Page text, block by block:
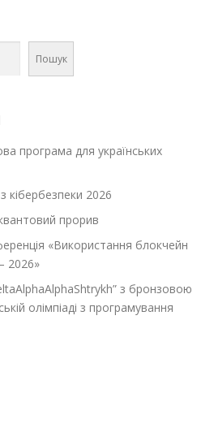
Пошук
програма для українських
кібербезпеки 2026
прорив
«Використання блокчейн
2026»
з бронзовою
олімпіаді з програмування